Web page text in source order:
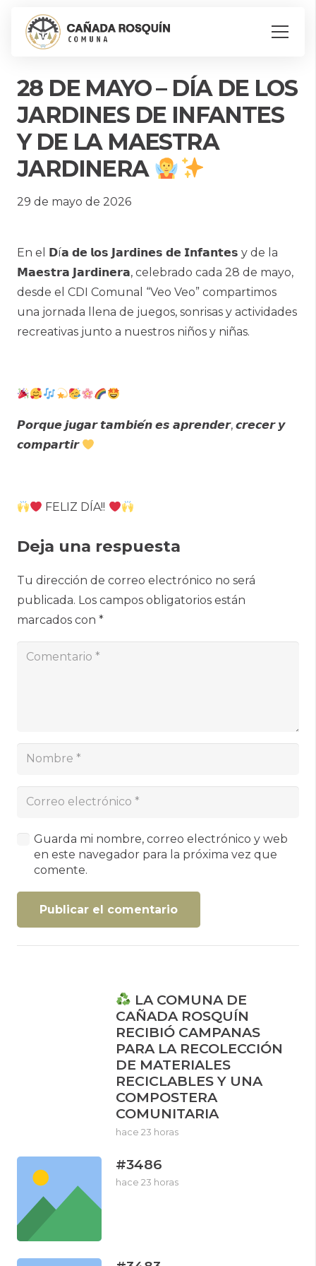
28 DE MAYO – DÍA DE LOS
JARDINES DE INFANTES
Y DE LA MAESTRA
JARDINERA
29 de mayo de 2026
En el 𝗗í𝗮 𝗱𝗲 𝗹𝗼𝘀 𝗝𝗮𝗿𝗱𝗶𝗻𝗲𝘀 𝗱𝗲 𝗜𝗻𝗳𝗮𝗻𝘁𝗲𝘀 y de la
𝗠𝗮𝗲𝘀𝘁𝗿𝗮 𝗝𝗮𝗿𝗱𝗶𝗻𝗲𝗿𝗮, celebrado cada 28 de mayo,
desde el CDI Comunal “Veo Veo” compartimos
una jornada llena de juegos, sonrisas y actividades
recreativas junto a nuestros niños y niñas.
𝙋𝙤𝙧𝙦𝙪𝙚 𝙟𝙪𝙜𝙖𝙧 𝙩𝙖𝙢𝙗𝙞𝙚́𝙣 𝙚𝙨 𝙖𝙥𝙧𝙚𝙣𝙙𝙚𝙧, 𝙘𝙧𝙚𝙘𝙚𝙧 𝙮
𝙘𝙤𝙢𝙥𝙖𝙧𝙩𝙞𝙧
FELIZ DÍA!!
Deja una respuesta
Tu dirección de correo electrónico no será
publicada. Los campos obligatorios están
marcados con *
Guarda mi nombre, correo electrónico y web
en este navegador para la próxima vez que
comente.
Publicar el comentario
LA COMUNA DE
CAÑADA ROSQUÍN
RECIBIÓ CAMPANAS
PARA LA RECOLECCIÓN
DE MATERIALES
RECICLABLES Y UNA
COMPOSTERA
COMUNITARIA
hace 23 horas
#3486
hace 23 horas